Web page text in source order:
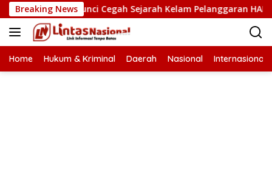
Langsung
ke
konten
Breaking News
Kunci Cegah Sejarah Kelam Pelanggaran HAM Terulang di
Home Hukum & Kriminal Daerah Nasional Internasional